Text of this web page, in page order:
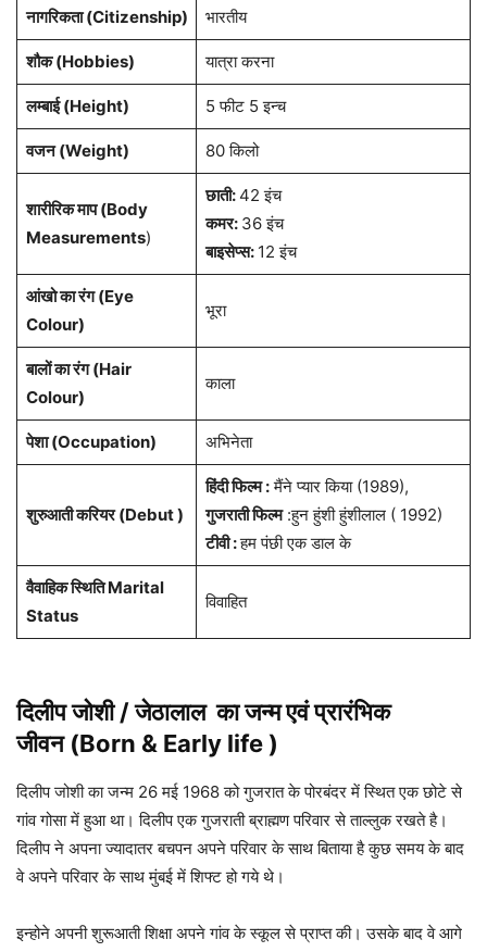
नागरिकता(Citizenship) भारतीय
शौक (Hobbies) यात्रा करना
लम्बाई (Height) 5 फीट 5 इन्च
वजन (Weight) 80 किलो
शारीरिक माप (Body
Measurements)
छाती:42 इंच
कमर: 36 इंच
बाइसेप्स: 12 इंच
आंखो का रंग (Eye
Colour)
भूरा
बालों का रंग (Hair
Colour)
काला
पेशा(Occupation) अभिनेता
शुरुआती करियर (Debut )
हिंदी फिल्म :मैंने प्यार किया (1989),
गुजराती फिल्म:हुन हुंशी हुंशीलाल ( 1992)
टीवी :हम पंछी एक डाल के
वैवाहिक स्थिति Marital
Status
विवाहित
दिलीप जोशी / जेठालाल का जन्म एवं प्रारंभिक
जीवन (Born & Early life )
दिलीप जोशी का जन्म 26 मई 1968 को गुजरात के पोरबंदर में स्थित एक छोटे से
गांव गोसा में हुआ था। दिलीप एक गुजराती ब्राह्मण परिवार से ताल्लुक रखते है।
दिलीप ने अपना ज्यादातर बचपन अपने परिवार के साथ बिताया है कुछ समय के बाद
वे अपने परिवार के साथ मुंबई में शिफ्ट हो गये थे।
इन्होने अपनी शुरूआती शिक्षा अपने गांव के स्कूल से प्राप्त की। उसके बाद वे आगे